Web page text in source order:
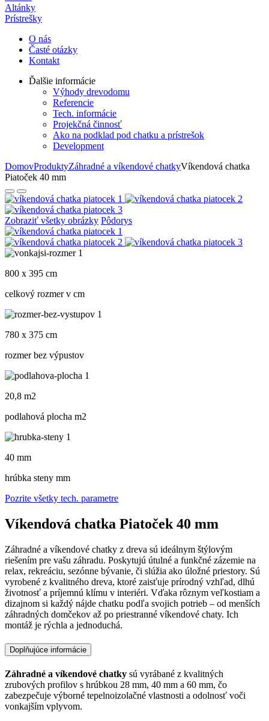
Altánky
Prístrešky
O nás
Časté otázky
Kontakt
Ďalšie informácie
Výhody drevodomu
Referencie
Tech. informácie
Projekčná činnosť
Ako na podklad pod chatku a prístrešok
Development
DomovProduktyZáhradné a víkendové chatkyVíkendová chatka
Piatoček 40 mm
Zobraziť všetky obrázky Pôdorys
800 x 395 cm
celkový rozmer v cm
780 x 375 cm
rozmer bez výpustov
20,8 m2
podlahová plocha m2
40 mm
hrúbka steny mm
Pozrite všetky tech. parametre
Víkendová chatka Piatoček 40 mm
Záhradné a víkendové chatky z dreva sú ideálnym štýlovým
riešením pre vašu záhradu. Poskytujú útulné a funkčné zázemie na
relax, rekreáciu, sezónne bývanie, či slúžia ako úložné priestory. Sú
vyrobené z kvalitného dreva, ktoré zaisťuje prírodný vzhľad, dlhú
životnosť a príjemnú klímu v interiéri. Vďaka rôznym veľkostiam a
dizajnom si každý nájde chatku podľa svojich potrieb – od menších
záhradných domčekov až po priestranné víkendové chaty. Ich
montáž je rýchla a jednoduchá.
Doplňujúce informácie
Záhradné a víkendové chatky sú vyrábané z kvalitných
zrubových profilov s hrúbkou 28 mm, 40 mm a 60 mm, čo
zabezpečuje výborné tepelnoizolačné vlastnosti a odolnosť voči
vonkajším vplyvom.